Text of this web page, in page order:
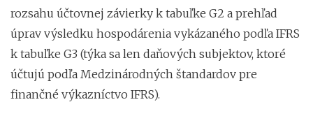
rozsahu účtovnej závierky k tabuľke G2 a prehľad
úprav výsledku hospodárenia vykázaného podľa IFRS
k tabuľke G3 (týka sa len daňových subjektov, ktoré
účtujú podľa Medzinárodných štandardov pre
finančné výkazníctvo IFRS).